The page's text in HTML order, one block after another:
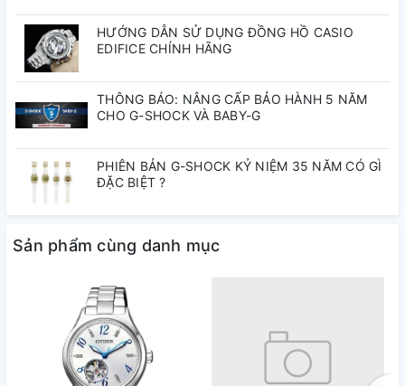
Màu mặt số: Trắng
Kim: Alpha
Chống nước: WR50
Nơi lắp ráp:
Phong cách:
HƯỚNG DẪN SỬ DỤNG ĐỒNG HỒ CASIO
EDIFICE CHÍNH HÃNG
THÔNG BÁO: NÂNG CẤP BẢO HÀNH 5 NĂM
CHO G-SHOCK VÀ BABY-G
PHIÊN BẢN G-SHOCK KỶ NIỆM 35 NĂM CÓ GÌ
ĐẶC BIỆT ?
Sản phẩm cùng danh mục